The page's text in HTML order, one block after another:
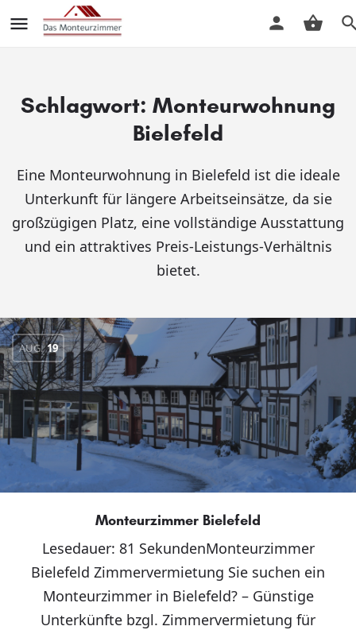
Schlagwort: Monteurwohnung
Bielefeld
Eine Monteurwohnung in Bielefeld ist die ideale
Unterkunft für längere Arbeitseinsätze, da sie
großzügigen Platz, eine vollständige Ausstattung
und ein attraktives Preis-Leistungs-Verhältnis
bietet.
AUG. 19
Monteurzimmer Bielefeld
Lesedauer: 81 SekundenMonteurzimmer
Bielefeld Zimmervermietung Sie suchen ein
Monteurzimmer in Bielefeld? – Günstige
Unterkünfte bzgl. Zimmervermietung für